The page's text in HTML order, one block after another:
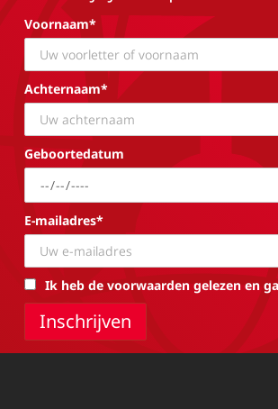
Voornaam*
Achternaam*
Geboortedatum
E-mailadres*
Ik heb de voorwaarden gelezen en